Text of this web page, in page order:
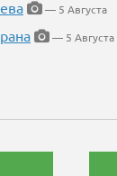
— 5 Августа
— 5 Августа